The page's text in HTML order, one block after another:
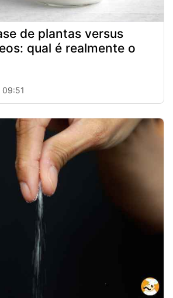
de plantas versus
qual é realmente o
09:51